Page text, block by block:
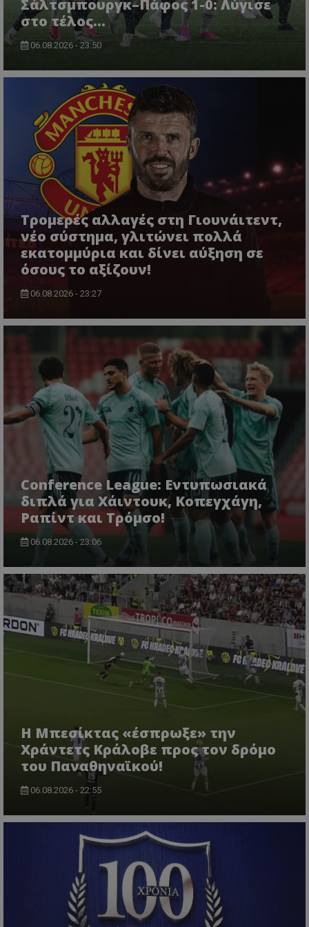
Σάλτσμπουργκ–Πάφος 1-0: Λύγισε
στο τέλος...
06.08.2026 - 23:50
Τρομερές αλλαγές στη Γιουνάιτεντ,
νέο σύστημα, γλιτώνει πολλά
εκατομμύρια και δίνει αύξηση σε
όσους το αξίζουν!
06.08.2026 - 23:27
Conference League: Εντυπωσιακά
διπλά για Χάιντουκ, Κοπεγχάγη,
Ραπίντ και Τρόμσο!
06.08.2026 - 23:06
Η Μπεσίκτας «έσπρωξε» την
Χράντετς Κράλοβε προς τον δρόμο
του Παναθηναϊκού!
06.08.2026 - 22:55